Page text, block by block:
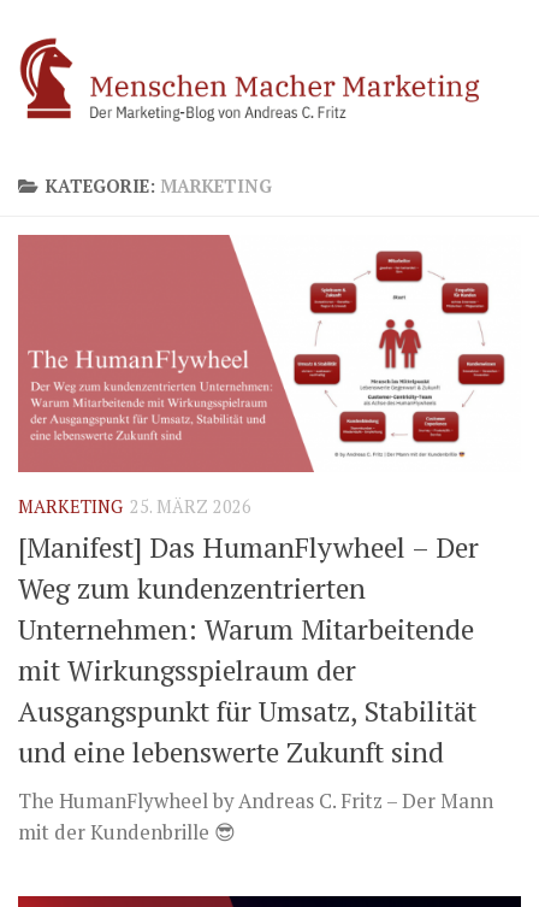
Zum Inhalt springen
KATEGORIE: MARKETING
MARKETING 25. MÄRZ 2026
[Manifest] Das HumanFlywheel – Der
Weg zum kundenzentrierten
Unternehmen: Warum Mitarbeitende
mit Wirkungsspielraum der
Ausgangspunkt für Umsatz, Stabilität
und eine lebenswerte Zukunft sind
The HumanFlywheel by Andreas C. Fritz – Der Mann
mit der Kundenbrille 😎